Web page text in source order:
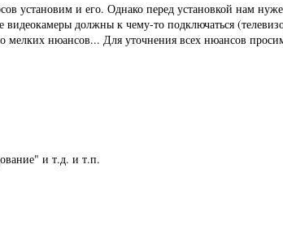
установим и его. Однако перед установкой нам
должны к чему-то подключаться
нюансов... Для уточнения всех нюансов
и т.д. и т.п.